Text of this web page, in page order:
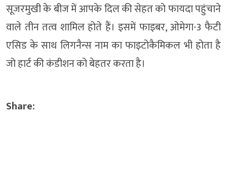
सूजरमुखी के बीज में आपके दिल की सेहत को फायदा पहुंचाने
वाले तीन तत्व शामिल होते हैं। इसमें फाइबर, ओमेगा-3 फैटी
एसिड के साथ लिगनैन्स नाम का फाइटोकैमिकल भी होता है
जो हार्ट की कंडीशन को बेहतर करता है।
Share: